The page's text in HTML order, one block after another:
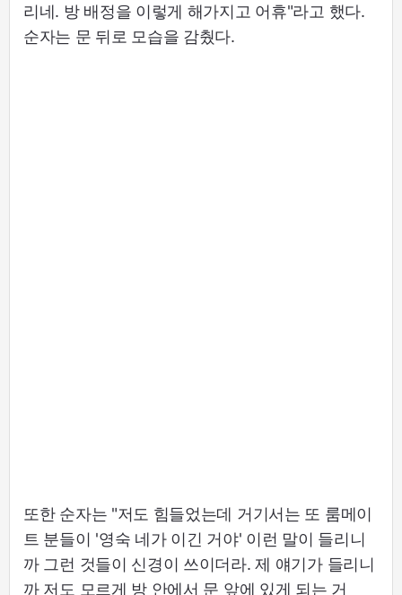
리네. 방 배정을 이렇게 해가지고 어휴"라고 했다.
순자는 문 뒤로 모습을 감췄다.
또한 순자는 "저도 힘들었는데 거기서는 또 룸메이
트 분들이 '영숙 네가 이긴 거야' 이런 말이 들리니
까 그런 것들이 신경이 쓰이더라. 제 얘기가 들리니
까 저도 모르게 방 안에서 문 앞에 있게 되는 거